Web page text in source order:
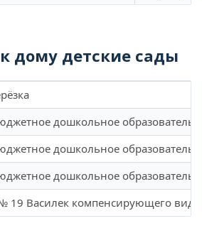
дому детские сады
дошкольное
дошкольное
дошкольное
19 Василек компенсирующего вида